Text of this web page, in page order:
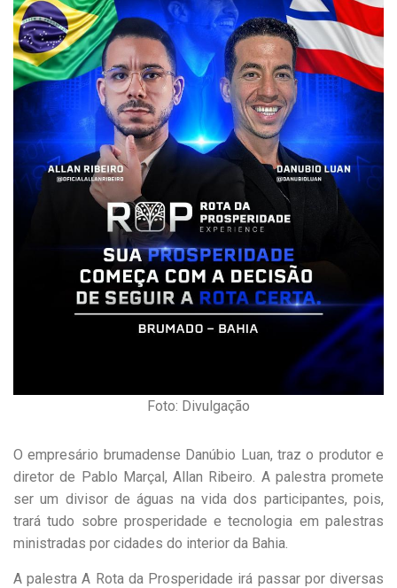
Foto: Divulgação
O empresário brumadense Danúbio Luan, traz o produtor e
diretor de Pablo Marçal, Allan Ribeiro. A palestra promete
ser um divisor de águas na vida dos participantes, pois,
trará tudo sobre prosperidade e tecnologia em palestras
ministradas por cidades do interior da Bahia.
A palestra A Rota da Prosperidade irá passar por diversas